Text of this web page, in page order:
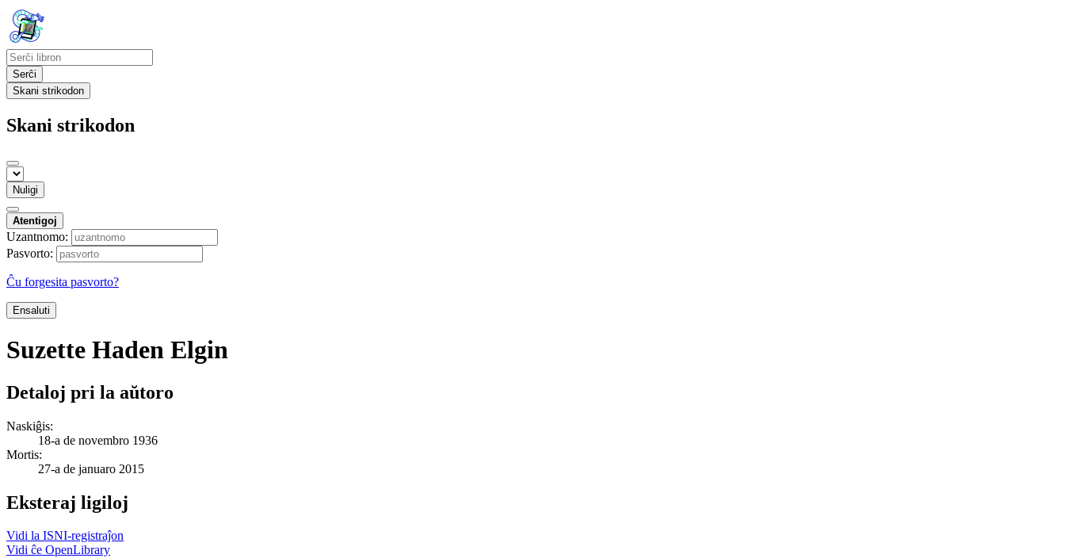
Serĉi
Skani strikodon
Skani strikodon
Nuligi
Atentigoj
Uzantnomo:
Pasvorto:
Ĉu forgesita pasvorto?
Ensaluti
Suzette Haden Elgin
Detaloj pri la aŭtoro
Naskiĝis:
18-a de novembro 1936
Mortis:
27-a de januaro 2015
Eksteraj ligiloj
Vidi la ISNI-registraĵon
Vidi ĉe OpenLibrary